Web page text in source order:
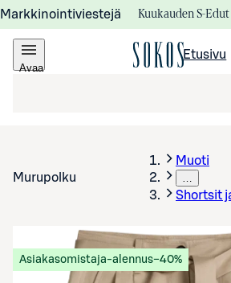
Markkinointiviestejä Kuukauden S-
Avaa
Etusivu
Murupolku
Muoti
…
Shortsit
Asiakasomistaja-alennus−40%